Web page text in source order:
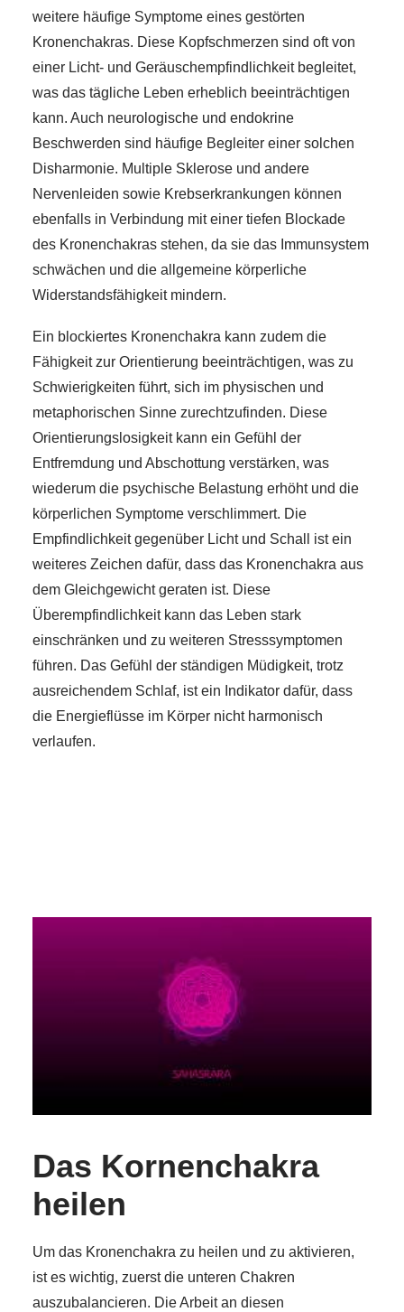
weitere häufige Symptome eines gestörten
Kronenchakras. Diese Kopfschmerzen sind oft von
einer Licht- und Geräuschempfindlichkeit begleitet,
was das tägliche Leben erheblich beeinträchtigen
kann. Auch neurologische und endokrine
Beschwerden sind häufige Begleiter einer solchen
Disharmonie. Multiple Sklerose und andere
Nervenleiden sowie Krebserkrankungen können
ebenfalls in Verbindung mit einer tiefen Blockade
des Kronenchakras stehen, da sie das Immunsystem
schwächen und die allgemeine körperliche
Widerstandsfähigkeit mindern.
Ein blockiertes Kronenchakra kann zudem die
Fähigkeit zur Orientierung beeinträchtigen, was zu
Schwierigkeiten führt, sich im physischen und
metaphorischen Sinne zurechtzufinden. Diese
Orientierungslosigkeit kann ein Gefühl der
Entfremdung und Abschottung verstärken, was
wiederum die psychische Belastung erhöht und die
körperlichen Symptome verschlimmert. Die
Empfindlichkeit gegenüber Licht und Schall ist ein
weiteres Zeichen dafür, dass das Kronenchakra aus
dem Gleichgewicht geraten ist. Diese
Überempfindlichkeit kann das Leben stark
einschränken und zu weiteren Stresssymptomen
führen. Das Gefühl der ständigen Müdigkeit, trotz
ausreichendem Schlaf, ist ein Indikator dafür, dass
die Energieflüsse im Körper nicht harmonisch
verlaufen.
Das Kornenchakra
heilen
Um das Kronenchakra zu heilen und zu aktivieren,
ist es wichtig, zuerst die unteren Chakren
auszubalancieren. Die Arbeit an diesen